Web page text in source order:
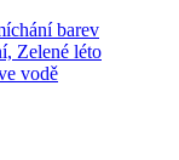
barev
Zelené léto
vodě